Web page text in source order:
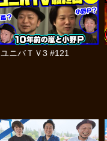
ユニバＴＶ3 #121